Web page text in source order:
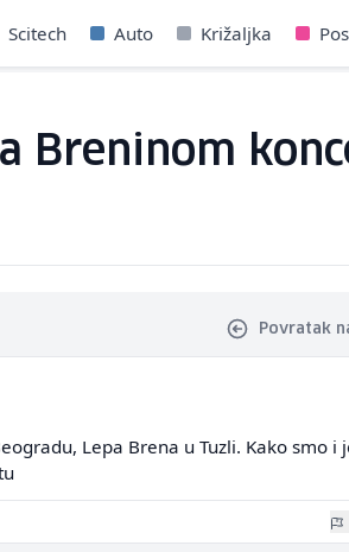
Scitech Auto Križaljka
Breninom
Povratak
Lepa Brena u Tuzli. Kako smo i